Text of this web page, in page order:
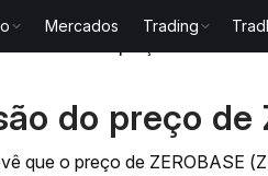
Mercados Trading
do preço de
que o preço de ZEROBASE